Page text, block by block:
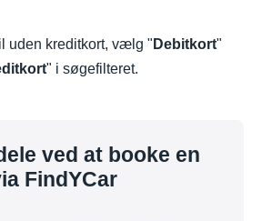
uden kreditkort, vælg " Debitkort"
" i søgefilteret.
ved at booke en
FindYCar